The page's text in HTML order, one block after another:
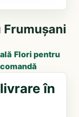
Flori pentru
în